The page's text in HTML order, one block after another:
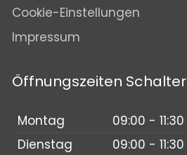
Cookie-Einstellungen
Impressum
Öffnungszeiten Schalter
Montag
09:00 - 11:30
Dienstag
09:00 - 11:30